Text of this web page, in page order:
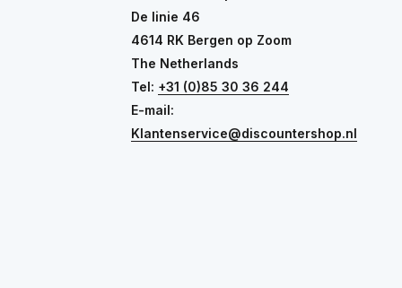
De linie 46
4614 RK Bergen op Zoom
The Netherlands
Tel: +31 (0)85 30 36 244
E-mail:
Klantenservice@discountershop.nl